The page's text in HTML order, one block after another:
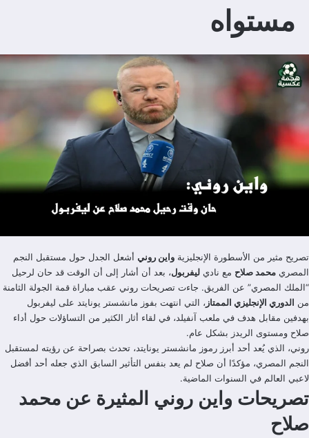
مستواه
تصريح مثير من الأسطورة الإنجليزية واين روني أشعل الجدل حول مستقبل النجم
المصري محمد صلاح مع نادي ليفربول، بعد أن أشار إلى أن الوقت قد حان لرحيل
“الملك المصري” عن الفريق. جاءت تصريحات روني عقب مباراة قمة الجولة الثامنة
من الدوري الإنجليزي الممتاز ، التي انتهت بفوز مانشستر يونايتد على ليفربول
بهدفين مقابل هدف في ملعب آنفيلد، في لقاء أثار الكثير من التساؤلات حول أداء
صلاح ومستوى الريدز بشكل عام.
روني، الذي يُعد أحد أبرز رموز مانشستر يونايتد، تحدث بصراحة عن رؤيته لمستقبل
النجم المصري، مؤكدًا أن صلاح لم يعد بنفس التأثير السابق الذي جعله أحد أفضل
لاعبي العالم في السنوات الماضية.
تصريحات واين روني المثيرة عن محمد
صلاح